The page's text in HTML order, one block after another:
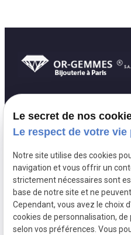
Mentions légales
Le secret de nos
Le respect de votre vie
Notre site utilise des cookies
navigation et vous offrir un
strictement nécessaires sont
base de notre site et ne
Cependant, vous avez le choix
cookies de personnalisation,
selon vos préférences. Vous